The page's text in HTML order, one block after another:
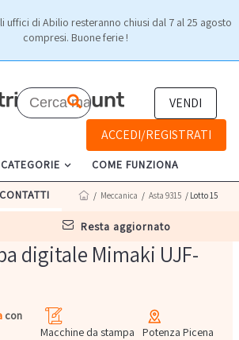
uffici di Abilio resteranno chiusi dal 7 al 25 agosto
compresi. Buone ferie !
VENDI
ACCEDI/REGISTRATI
CATEGORIE COME FUNZIONA
CONTATTI
resta aggiornato
/ Meccanica / Asta 9315 / Lotto 15
digitale Mimaki UJF-
con
Macchine da stampa
Potenza Picena